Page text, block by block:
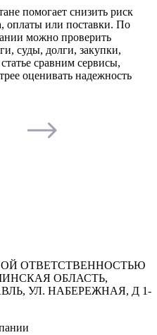
помогает снизить риск
оплаты или поставки. По
можно проверить
суды, долги, закупки,
сравним сервисы,
оценивать надежность
ОТВЕТСТВЕННОСТЬЮ
ОБЛАСТЬ,
УЛ. НАБЕРЕЖНАЯ, Д 1-